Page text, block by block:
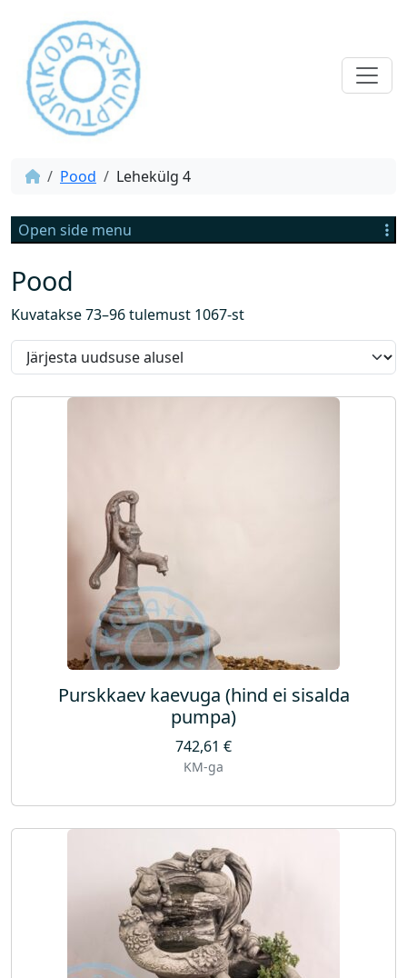
Pood Lehekülg 4
Open side menu
Pood
Kuvatakse 73–96 tulemust 1067-stS
o
d
i
j
ä
r
Purskkaev kaevuga (hind ei sisalda
pumpa)
742,61 €
KM-ga